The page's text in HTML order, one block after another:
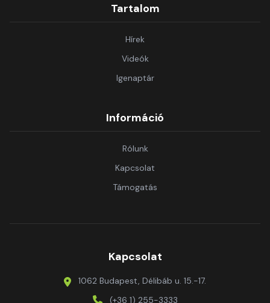
Tartalom
Hírek
Videók
Igenaptár
Információ
Rólunk
Kapcsolat
Támogatás
Kapcsolat
1062 Budapest, Délibáb u. 15.-17.
(+36 1) 255-3333